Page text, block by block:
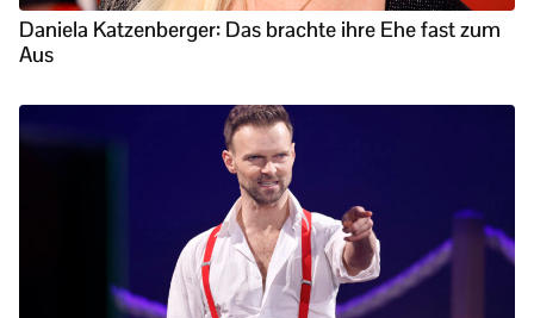
Daniela Katzenberger: Das brachte ihre Ehe fast zum
Aus